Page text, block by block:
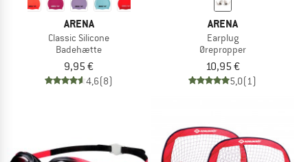
ARENA
Classic Silicone
Badehætte
9,95 €
4,6(8)
ARENA
Earplug
Ørepropper
10,95 €
5,0(1)